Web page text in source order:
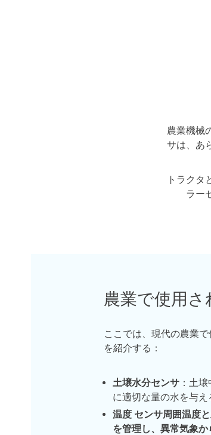
農業機械
サは、あ
トラクタ
ラー
農業で使用
ここでは、現代の農業
を紹介する：
土壌水分センサ ：土
に適切な量の水を与え
温度 センサ周囲温度
を管理し、異常気象か